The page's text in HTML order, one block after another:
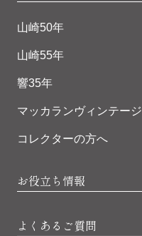
山崎50年
山崎55年
響35年
マッカランヴィンテージ
コレクターの方へ
お役立ち情報
よくあるご質問